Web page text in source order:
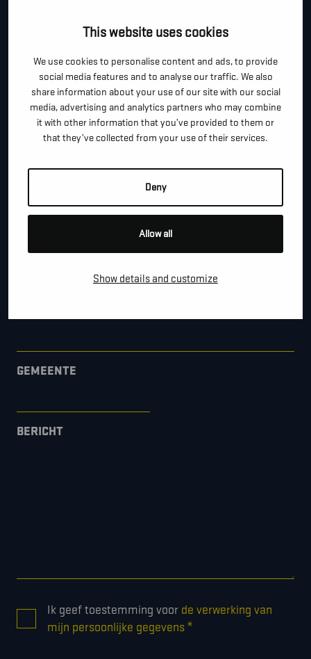
This website uses cookies
We use cookies to personalise content and ads, to provide
social media features and to analyse our traffic. We also
share information about your use of our site with our social
media, advertising and analytics partners who may combine
it with other information that you’ve provided to them or
that they’ve collected from your use of their services.
Deny
Allow all
Show details and customize
Je kan dit formulier gebruiken om meer informatie te
hallo te zeggen.
" geeft vereiste velden aan
VOOR- EN ACHTERNAAM *
E-MAIL *
GEMEENTE
BERICHT
* Ik geef toestemming voor de verwerking van
mijn persoonlijke gegevens*